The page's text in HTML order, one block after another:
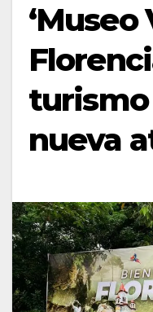
‘Museo
turismo
nueva